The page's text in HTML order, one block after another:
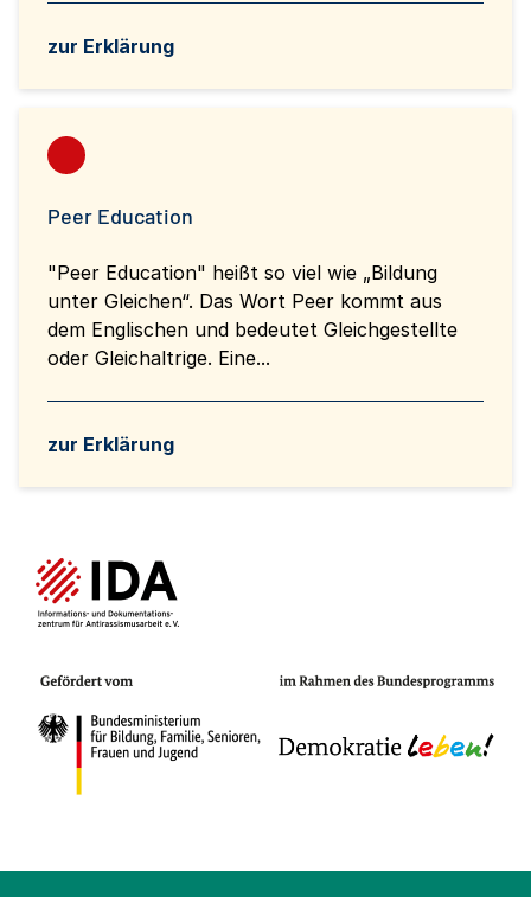
zur Erklärung
Peer Education
"Peer Education" heißt so viel wie „Bildung
unter Gleichen“. Das Wort Peer kommt aus
dem Englischen und bedeutet Gleichgestellte
oder Gleichaltrige. Eine...
zur Erklärung